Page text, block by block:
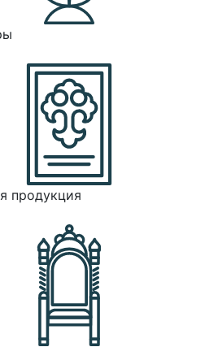
продукция